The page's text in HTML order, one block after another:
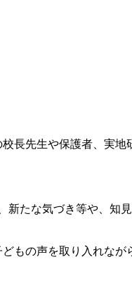
長先生や保護者、実地
たな気づき等や、知
もの声を取り入れなが